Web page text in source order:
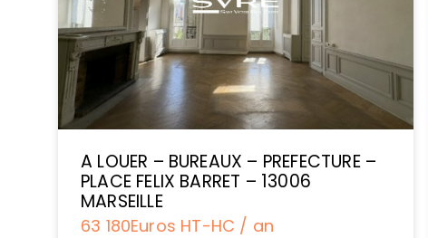
A LOUER – BUREAUX – PREFECTURE –
PLACE FELIX BARRET – 13006
MARSEILLE
63 180Euros HT-HC / an